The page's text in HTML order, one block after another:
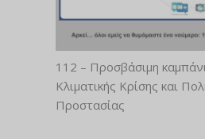
112 – Προσβάσιμη
Κλιματικής Κρίσης και
Προστασίας